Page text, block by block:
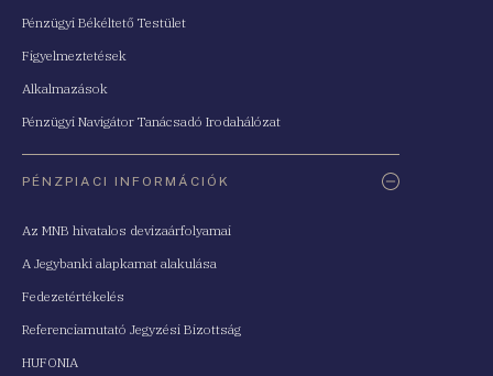
Pénzügyi Békéltető Testület
Figyelmeztetések
Alkalmazások
Pénzügyi Navigátor Tanácsadó Irodahálózat
PÉNZPIACI INFORMÁCIÓK
Az MNB hivatalos devizaárfolyamai
A Jegybanki alapkamat alakulása
Fedezetértékelés
Referenciamutató Jegyzési Bizottság
HUFONIA